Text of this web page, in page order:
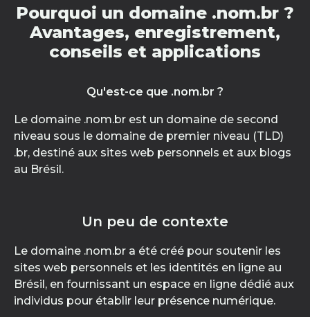
Pourquoi un domaine .nom.br ?
Avantages, enregistrement,
conseils et applications
Qu'est-ce que .nom.br ?
Le domaine .nom.br est un domaine de second
niveau sous le domaine de premier niveau (TLD)
.br, destiné aux sites web personnels et aux blogs
au Brésil.
Un peu de contexte
Le domaine .nom.br a été créé pour soutenir les
sites web personnels et les identités en ligne au
Brésil, en fournissant un espace en ligne dédié aux
individus pour établir leur présence numérique.